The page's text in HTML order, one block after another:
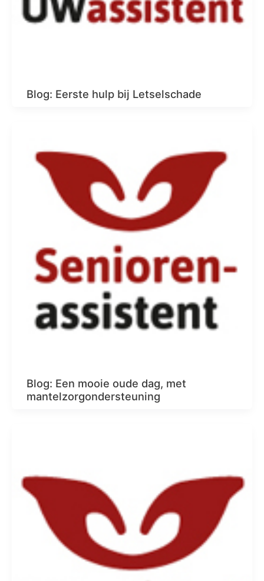
Blog: Eerste hulp bij Letselschade
Blog: Een mooie oude dag, met
mantelzorgondersteuning